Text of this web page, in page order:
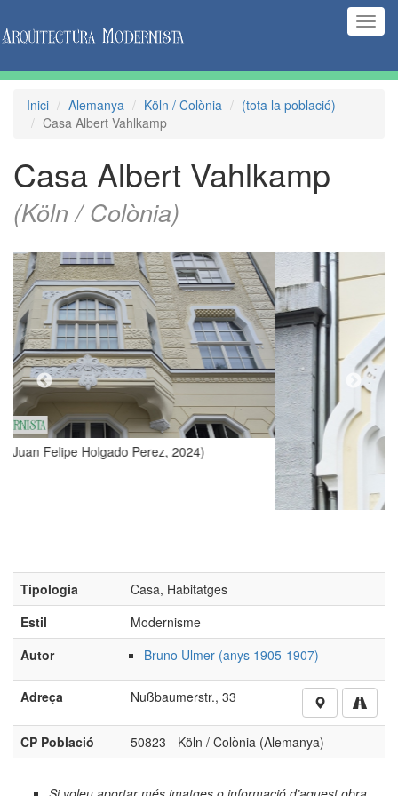
Inici Alemanya Köln / Colònia
(tota la població)
Casa Albert Vahlkamp
Casa Albert Vahlkamp
(Köln / Colònia)
2024)
Tipologia
Casa, Habitatges